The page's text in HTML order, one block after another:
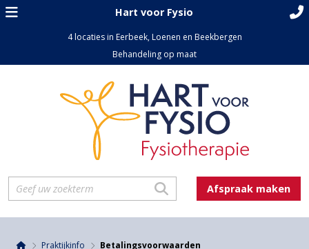
Hart voor Fysio
4 locaties in Eerbeek, Loenen en Beekbergen
Behandeling op maat
Afspraak maken
Praktijkinfo Betalingsvoorwaarden